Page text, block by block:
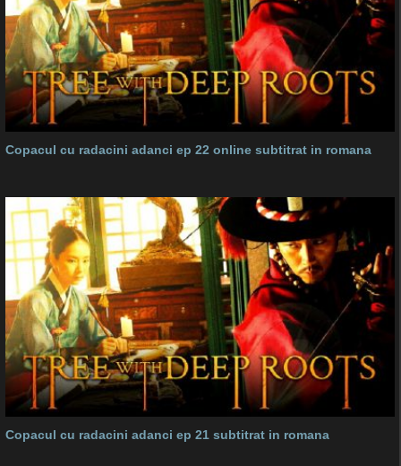
Copacul cu radacini adanci ep 22 online subtitrat in romana
Copacul cu radacini adanci ep 21 subtitrat in romana